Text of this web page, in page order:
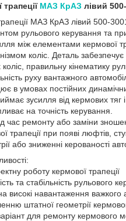
МАЗ КрАЗ лівий
МАЗ КрАЗ лівий 500-
рульового керування та
між елементами кермової
коліс. Деталь
правильну кінематику
руху вантажного
в умовах постійних
зусилля від кермових тяг і
на точність керування.
час ремонту або заміни
трапеції при появі люфтів,
або зниженні керованості
роботу кермової трапеції
та стабільність рульового
високі навантаження важкого
штатної геометрії
для ремонту кермового